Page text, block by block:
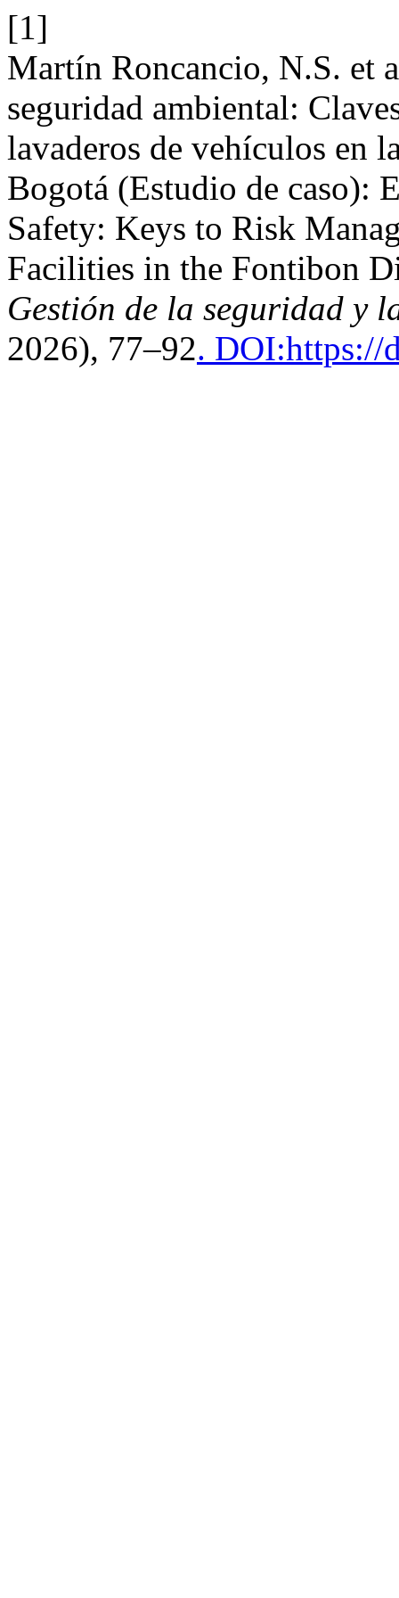
[1]
Martín Roncancio, N.S. et
seguridad ambiental:
lavaderos de vehículos en
Bogotá (Estudio de caso):
Safety: Keys to Risk
Facilities in the Fontibon
Gestión de la seguridad y
2026), 77–92. DOI:https://